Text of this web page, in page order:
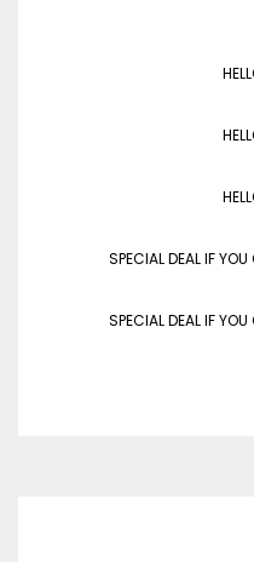
SPECIAL DEAL IF
SPECIAL DEAL IF